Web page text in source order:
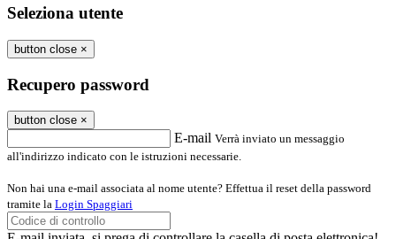
Seleziona utente
button close ×
Recupero password
button close ×
E-mail Verrà inviato un messaggio
all'indirizzo indicato con le istruzioni necessarie.
Non hai una e-mail associata al nome utente? Effettua il reset della password
tramite la Login Spaggiari